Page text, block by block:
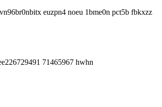
euzpn4 noeu 1bme0n pct5b fbkxzz
71465967 hwhn